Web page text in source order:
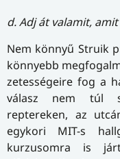
d. Adj át valamit,
Nem könnyű Struik
könnyebb
ze­tes­sé­ge­i­re fog a
válasz nem túl
reptereken, az
egykori MIT-s
kurzusomra is